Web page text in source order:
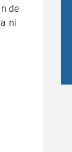
de
ni